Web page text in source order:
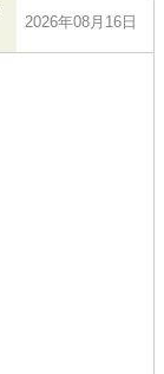
2026年08月16日